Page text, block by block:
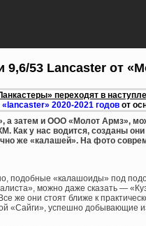
9,6/53 Lancaster от
переходят в
2020-2021 годов от
а затем и ООО «Молот Армз»,
Как у нас водится, созданы
же «калашей». На фото
подобные «калашоиды» под
можно даже сказать —
же они стоят ближе к
«Сайги», успешно добывающие